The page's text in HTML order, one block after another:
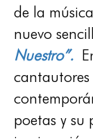
de la
nuevo
Nuestro”.
cantautores
poetas y su